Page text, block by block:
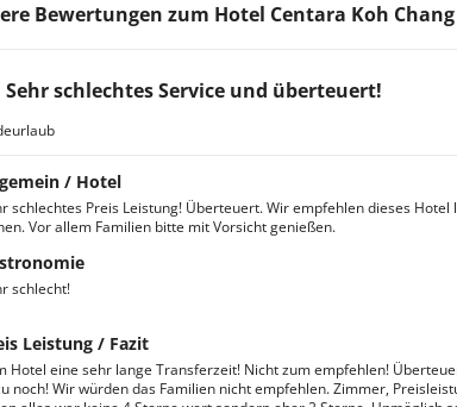
Bewertungen zum Hotel Centara Koh
Sehr schlechtes Service und überteuert!
/ Hotel
schlechtes Preis Leistung! Überteuert. Wir empfehlen dieses Hotel
Vor allem Familien bitte mit Vorsicht genießen.
schlecht!
Leistung / Fazit
Hotel eine sehr lange Transferzeit! Nicht zum empfehlen!
noch! Wir würden das Familien nicht empfehlen. Zimmer,